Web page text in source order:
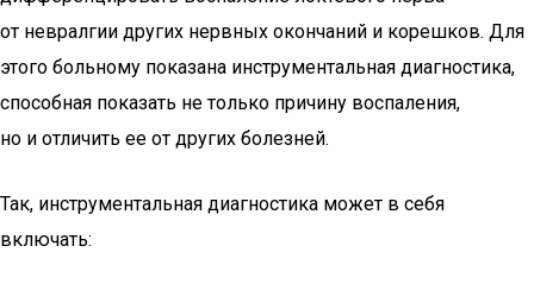
от невралгии других нервных окончаний и корешков. Для
этого больному показана инструментальная диагностика,
способная показать не только причину воспаления,
но и отличить ее от других болезней.
Так, инструментальная диагностика может в себя
включать: